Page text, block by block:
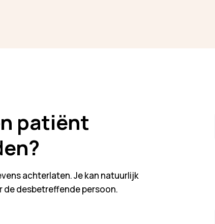
patiënt
achterlaten. Je kan natuurlijk
de desbetreffende persoon.